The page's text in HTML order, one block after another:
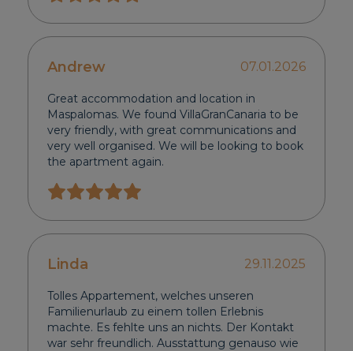
Andrew 07.01.2026
Great accommodation and location in
Maspalomas. We found VillaGranCanaria to be
very friendly, with great communications and
very well organised. We will be looking to book
the apartment again.
Linda 29.11.2025
Tolles Appartement, welches unseren
Familienurlaub zu einem tollen Erlebnis
machte. Es fehlte uns an nichts. Der Kontakt
war sehr freundlich. Ausstattung genauso wie